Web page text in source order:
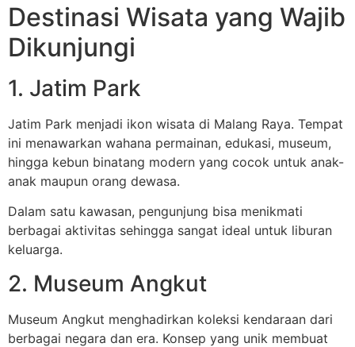
Destinasi Wisata yang Wajib
Dikunjungi
1. Jatim Park
Jatim Park menjadi ikon wisata di Malang Raya. Tempat
ini menawarkan wahana permainan, edukasi, museum,
hingga kebun binatang modern yang cocok untuk anak-
anak maupun orang dewasa.
Dalam satu kawasan, pengunjung bisa menikmati
berbagai aktivitas sehingga sangat ideal untuk liburan
keluarga.
2. Museum Angkut
Museum Angkut menghadirkan koleksi kendaraan dari
berbagai negara dan era. Konsep yang unik membuat